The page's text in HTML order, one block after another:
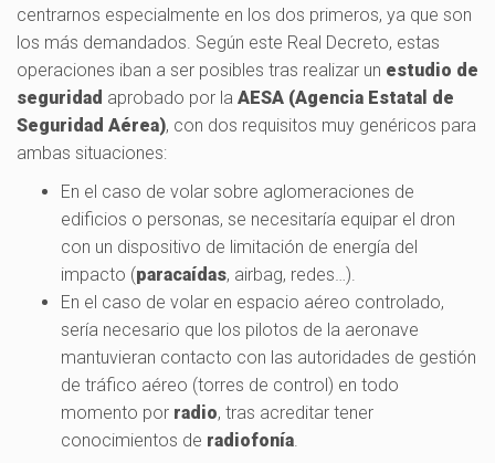
centrarnos especialmente en los dos primeros, ya que son
los más demandados. Según este Real Decreto, estas
operaciones iban a ser posibles tras realizar un estudio de
seguridad aprobado por la AESA (Agencia Estatal de
Seguridad Aérea), con dos requisitos muy genéricos para
ambas situaciones:
En el caso de volar sobre aglomeraciones de
edificios o personas, se necesitaría equipar el dron
con un dispositivo de limitación de energía del
impacto (paracaídas, airbag, redes…).
En el caso de volar en espacio aéreo controlado,
sería necesario que los pilotos de la aeronave
mantuvieran contacto con las autoridades de gestión
de tráfico aéreo (torres de control) en todo
momento por radio, tras acreditar tener
conocimientos de radiofonía.